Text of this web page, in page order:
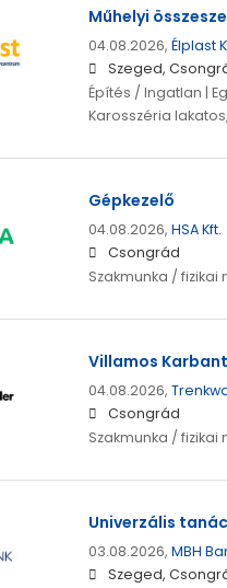
Műhelyi
04.08.2026, Élplast
Szeged,
Építés / Ingatlan |
Karosszéria
Gépkezelő
04.08.2026, HSA Kft.
Csongrád
Szakmunka / fizikai
Villamos
04.08.2026,
Csongrád
Szakmunka / fizikai
Univerzális
03.08.2026, MBH
Szeged,